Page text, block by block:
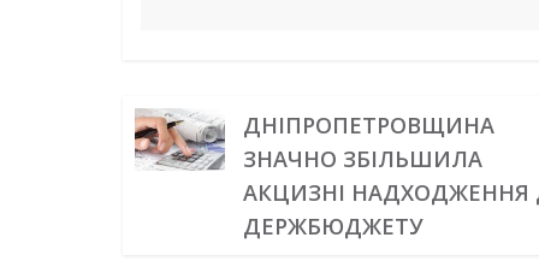
ДНІПРОПЕТРОВЩИНА
ЗНАЧНО ЗБІЛЬШИЛА
АКЦИЗНІ НАДХОДЖЕННЯ
ДЕРЖБЮДЖЕТУ